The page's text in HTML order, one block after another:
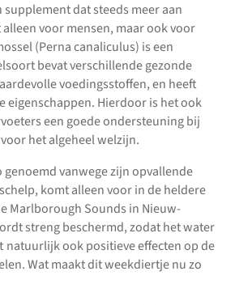
dat steeds meer aan
voor mensen, maar ook voor
(Perna canaliculus) is een
bevat verschillende gezonde
voedingsstoffen, en heeft
eigenschappen. Hierdoor is het ook
een goede ondersteuning bij
het algeheel welzijn.
genoemd vanwege zijn opvallende
komt alleen voor in de heldere
Marlborough Sounds in Nieuw-
streng beschermd, zodat het water
natuurlijk ook positieve effecten op de
Wat maakt dit weekdiertje nu zo